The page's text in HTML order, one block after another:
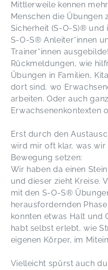
Mittlerweile kennen
Menschen die Übungen
Sicherheit (S-O-S)®
S-O-S® Anleiter*innen
Trainer*innen
Rückmeldungen, wie
Übungen in Familien,
dort sind, wo
arbeiten. Oder auch
Erwachsenenkontexten
Erst durch den
wird mir oft klar, was wir
Bewegung setzen:
Wir haben da einen
und dieser zieht Kreise.
mit den S-O-S®
herausfordernden
konnten etwas Halt und
habt selbst erlebt, wie
eigenen Körper, im
Vielleicht spürst auch